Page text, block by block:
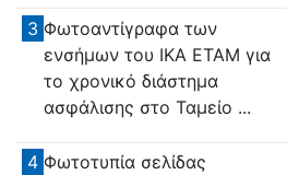
3 Φωτοαντίγραφα των
ενσήμων του ΙΚΑ ΕΤΑΜ για
το χρονικό διάστημα
ασφάλισης στο Ταμείο ...
4 Φωτοτυπία σελίδας